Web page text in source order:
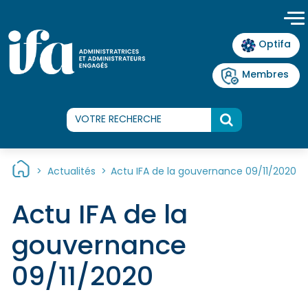
Optifa
Membres
> Actualités > Actu IFA de la gouvernance 09/11/2020
Actu IFA de la
gouvernance
09/11/2020